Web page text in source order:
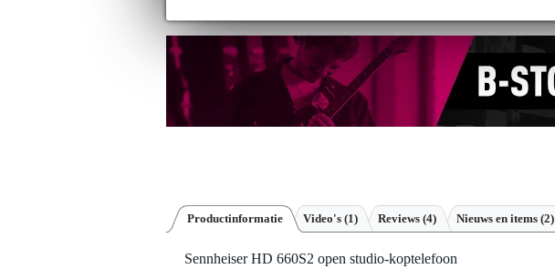
Productinformatie Video's (1) Reviews (4) Nieuws en items (2)
Sennheiser HD 660S2 open studio-koptelefoon